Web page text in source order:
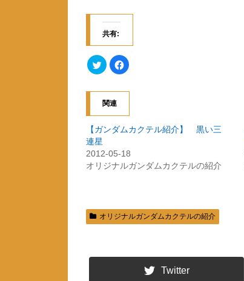
共有:
ク
リ
し
て
T
w
t
t
e
r
で
共
有
ウ
ィ
ン
き
F
a
b
k
共
有
る
に
は
ク
て
く
だ
し
関連
【ガンダムカクテル紹介】 黒い三
連星
2012-05-18
オリジナルガンダムカクテルの紹介
オリジナルガンダムカクテルの紹介
Twitter